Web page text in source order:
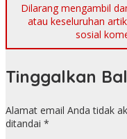
Dilarang mengambil
atau keseluruhan
sosial
Tinggalkan
Alamat email Anda tidak
ditandai *